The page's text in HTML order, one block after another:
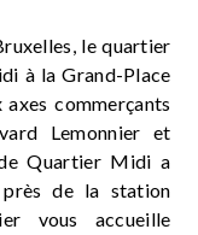
le quartier
à la Grand-Place
commerçants
Lemonnier et
Quartier Midi a
de la station
vous accueille